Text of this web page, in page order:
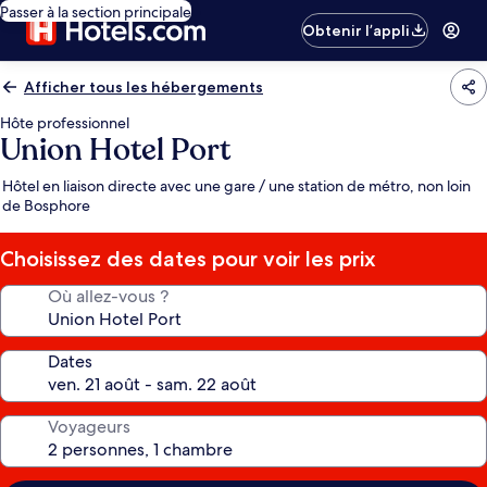
Passer à la section principale
Obtenir l’appli
Afficher tous les hébergements
Hôte professionnel
Union Hotel Port
Hôtel en liaison directe avec une gare / une station de métro, non loin
de Bosphore
Choisissez des dates pour voir les prix
Où allez-vous ?
Dates
Voyageurs